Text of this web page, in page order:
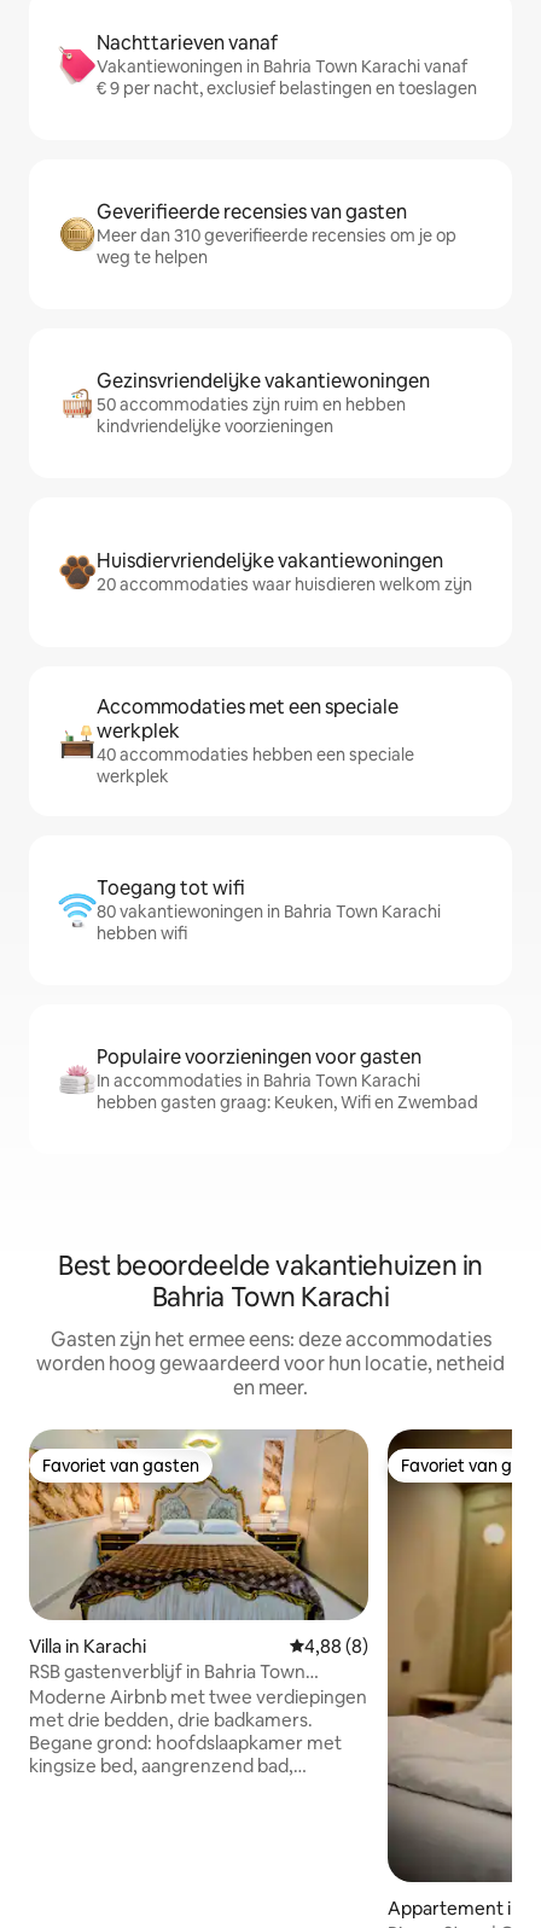
Nachttarieven vanaf
Vakantiewoningen in Bahria Town Karachi vanaf
€ 9 per nacht, exclusief belastingen en toeslagen
Geverifieerde recensies van gasten
Meer dan 310 geverifieerde recensies om je op
weg te helpen
Gezinsvriendelijke vakantiewoningen
50 accommodaties zijn ruim en hebben
kindvriendelijke voorzieningen
Huisdiervriendelijke vakantiewoningen
20 accommodaties waar huisdieren welkom zijn
Accommodaties met een speciale
werkplek
40 accommodaties hebben een speciale
werkplek
Toegang tot wifi
80 vakantiewoningen in Bahria Town Karachi
hebben wifi
Populaire voorzieningen voor gasten
In accommodaties in Bahria Town Karachi
hebben gasten graag: Keuken, Wifi en Zwembad
Best beoordeelde vakantiehuizen in
Bahria Town Karachi
Gasten zijn het ermee eens: deze accommodaties
worden hoog gewaardeerd voor hun locatie, netheid
en meer.
Favoriet van gasten
Favoriet van gasten
Villa in Karachi Gemiddelde beoordeling van
4,88 (8)
RSB gastenverblijf in Bahria Town
Karachi
Moderne Airbnb met twee verdiepingen
met drie bedden, drie badkamers.
Begane grond: hoofdslaapkamer met
kingsize bed, aangrenzend bad,
Favoriet van
Favoriet van
Appartement in